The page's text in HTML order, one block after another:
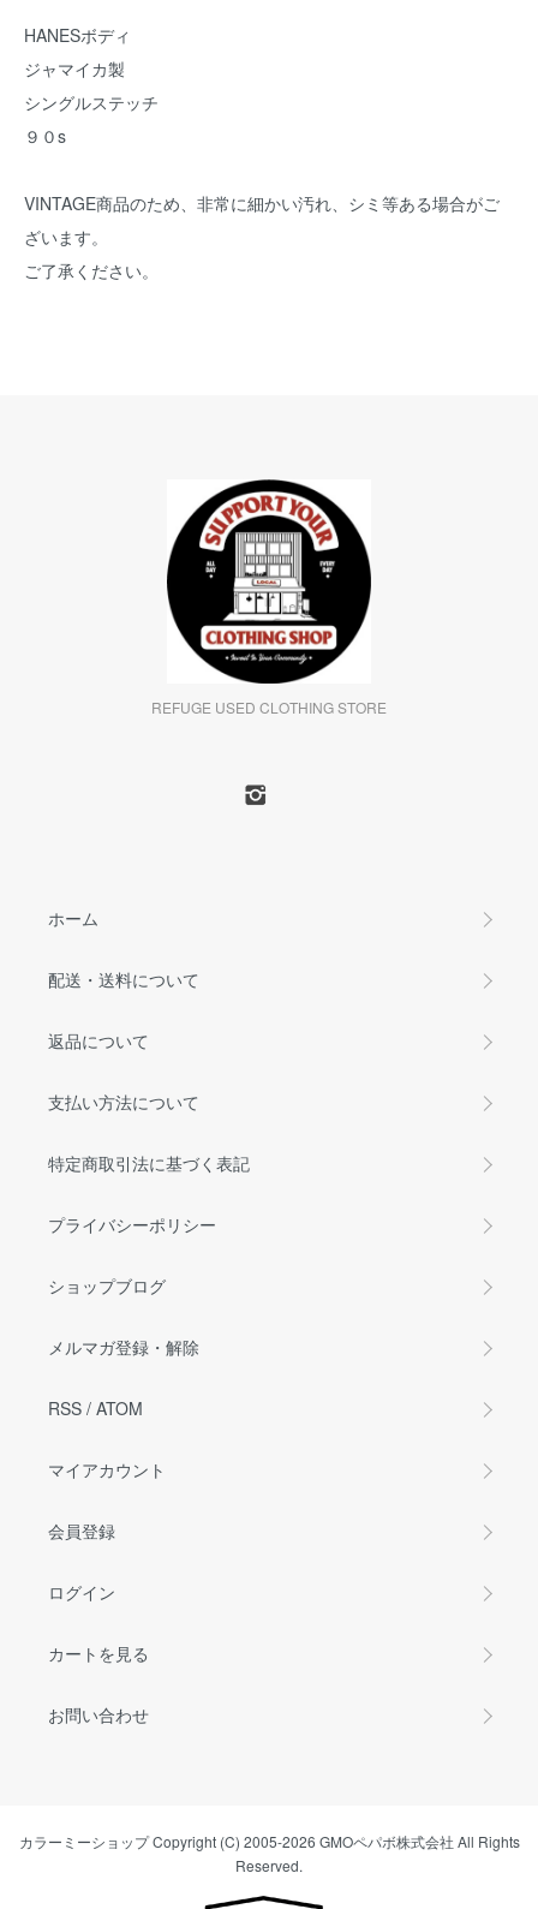
HANESボディ
ジャマイカ製
シングルステッチ
９０s
VINTAGE商品のため、非常に細かい汚れ、シミ等ある場合がご
ざいます。
ご了承ください。
REFUGE USED CLOTHING STORE
ホーム
配送・送料について
返品について
支払い方法について
特定商取引法に基づく表記
プライバシーポリシー
ショップブログ
メルマガ登録・解除
RSS / ATOM
マイアカウント
会員登録
ログイン
カートを見る
お問い合わせ
カラーミーショップCopyright (C) 2005-2026 GMOペパボ株式会社 All Rights
Reserved.